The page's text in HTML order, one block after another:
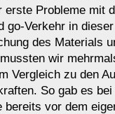
erste Probleme mit
go-Verkehr in
des Materials
wir
Vergleich zu den
So gab es
bereits vor dem